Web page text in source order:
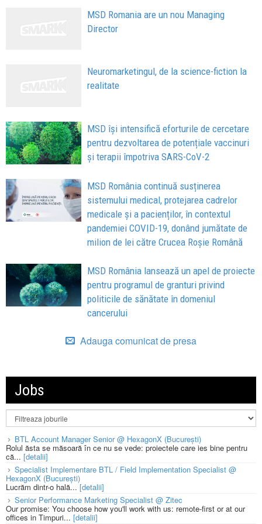
MSD Romania are un nou Managing
Director
Neuromarketingul, de la science-fiction la
realitate
MSD își intensifică eforturile de cercetare
pentru dezvoltarea de potențiale vaccinuri
și terapii împotriva SARS-CoV-2
MSD România continuă susținerea
sistemului medical, protejarea cadrelor
medicale și a pacienților, în contextul
pandemiei COVID-19, donând jumătate de
milion de lei către Crucea Roșie Română
MSD România lansează un apel de proiecte
pentru programul de granturi privind
politicile de sănătate în domeniul
cancerului
Adauga comunicat de presa
Jobs
BTL Account Manager Senior @ HexagonX (București)
Rolul ăsta se măsoară în ce nu se vede: proiectele care ies bine pentru
că... [detalii]
Specialist Implementare BTL / Field Implementation Specialist @
HexagonX (București)
Lucrăm dintr-o hală...[detalii]
Senior Performance Marketing Specialist @ Zitec
Our promise: You choose how you'll work with us: remote-first or at our
offices in Timpuri... [detalii]